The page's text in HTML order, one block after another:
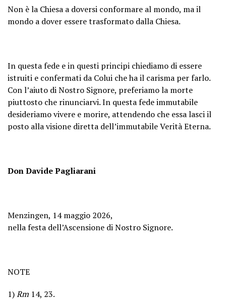
Non è la Chiesa a doversi conformare al mondo, ma il
mondo a dover essere trasformato dalla Chiesa.
In questa fede e in questi principi chiediamo di essere
istruiti e confermati da Colui che ha il carisma per farlo.
Con l’aiuto di Nostro Signore, preferiamo la morte
piuttosto che rinunciarvi. In questa fede immutabile
desideriamo vivere e morire, attendendo che essa lasci il
posto alla visione diretta dell’immutabile Verità Eterna.
Don Davide Pagliarani
Menzingen, 14 maggio 2026,
nella festa dell’Ascensione di Nostro Signore.
NOTE
1)Rm 14, 23.